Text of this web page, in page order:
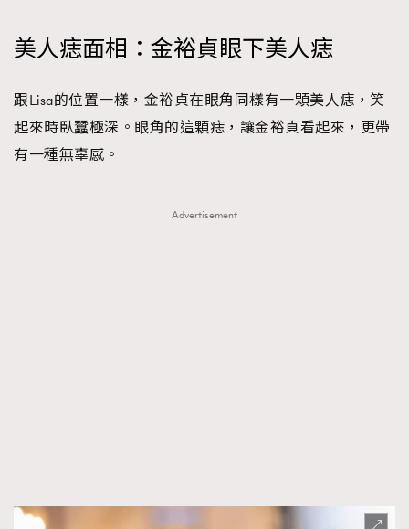
美人痣面相：金裕貞眼下美人痣
跟Lisa的位置一樣，金裕貞在眼角同樣有一顆美人痣，笑
起來時臥蠶極深。眼角的這顆痣，讓金裕貞看起來，更帶
有一種無辜感。
Advertisement